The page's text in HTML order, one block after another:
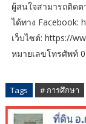
ผู้สนใจสามารถติด
ได้ทาง Facebook:
เว็บไซต์: https://
หมายเลขโทรศัพท์
Tags # การศึกษา